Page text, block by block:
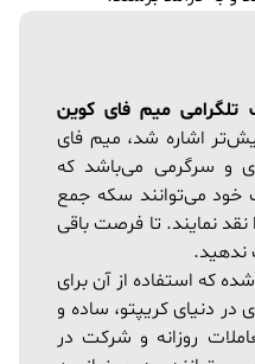
تلگرامی میم فای کوین
اشاره شد، میم فای
و سرگرمی می‌باشد که
خود می‌توانند سکه جمع
نقد نمایند. تا فرصت باقی
ندهید.
که استفاده از آن برای
در دنیای کریپتو، ساده و
روزانه و شرکت در